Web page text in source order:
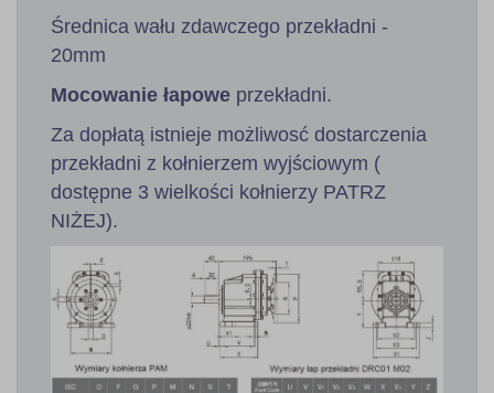
Średnica wału zdawczego przekładni -
20mm
Mocowanie łapowe przekładni.
Za dopłatą istnieje możliwosć dostarczenia
przekładni z kołnierzem wyjściowym (
dostępne 3 wielkości kołnierzy PATRZ
NIŻEJ).